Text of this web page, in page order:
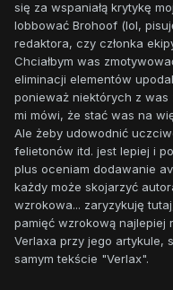
się za wspaniałą krytykę
lobbować Brohoof (lol,
redaktora, czy członka
Chciałbym was
eliminacji elementów
ponieważ niektórych z was
mi mówi, że stać was na
Ale żeby udowodnić
felietonów itd. jest lepiej i
plus oceniam dodawanie
każdy może skojarzyć
wzrokowa... zaryzykuję
pamięć wzrokową najlepiej
Verlaxa przy jego artykule,
samym tekście "Verlax".